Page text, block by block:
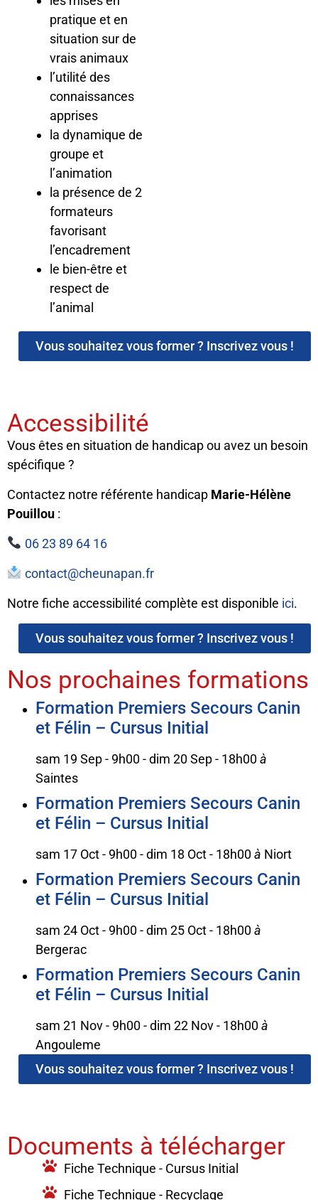
pratique et en
situation sur de
vrais animaux
l’utilité des
connaissances
apprises
la dynamique de
groupe et
l’animation
la présence de 2
formateurs
favorisant
l’encadrement
le bien-être et
respect de
l’animal
Vous souhaitez vous former ? Inscrivez vous !
Accessibilité
Vous êtes en situation de handicap ou avez un besoin
spécifique ?
Contactez notre référente handicap Marie-Hélène
Pouillou :
06 23 89 64 16
contact@cheunapan.fr
Notre fiche accessibilité complète est disponible ici.
Vous souhaitez vous former ? Inscrivez vous !
Nos prochaines formations
Formation Premiers Secours Canin
et Félin – Cursus Initial
sam 19 Sep - 9h00-dim 20 Sep - 18h00à
Saintes
Formation Premiers Secours Canin
et Félin – Cursus Initial
sam 17 Oct - 9h00-dim 18 Oct - 18h00à Niort
Formation Premiers Secours Canin
et Félin – Cursus Initial
sam 24 Oct - 9h00-dim 25 Oct - 18h00à
Bergerac
Formation Premiers Secours Canin
et Félin – Cursus Initial
sam 21 Nov - 9h00-dim 22 Nov - 18h00à
Angouleme
Vous souhaitez vous former ? Inscrivez vous !
Documents à télécharger
Fiche Technique - Cursus Initial
Fiche Technique - Recyclage